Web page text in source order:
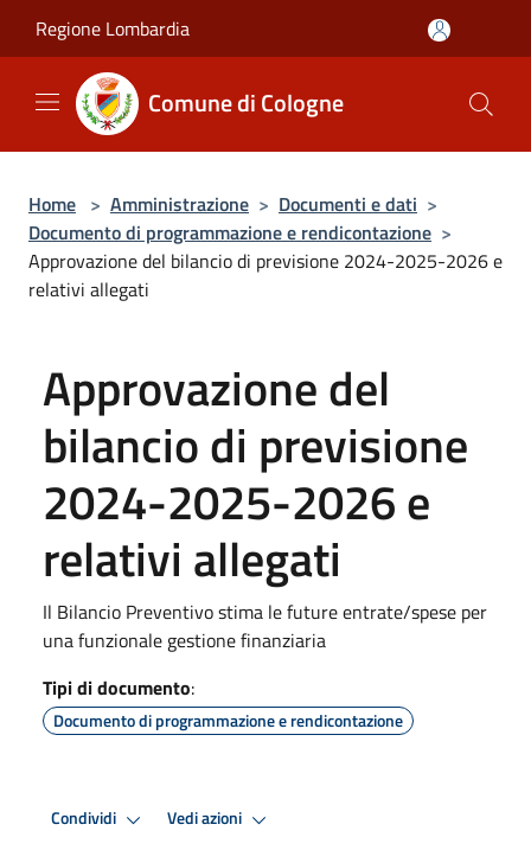
Regione Lombardia
Comune di Cologne
Home > Amministrazione > Documenti e dati >
Documento di programmazione e rendicontazione >
Approvazione del bilancio di previsione 2024-2025-2026 e
relativi allegati
Approvazione del
bilancio di previsione
2024-2025-2026 e
relativi allegati
Il Bilancio Preventivo stima le future entrate/spese per
una funzionale gestione finanziaria
Tipi di documento:
Documento di programmazione e rendicontazione
Condividi Vedi azioni